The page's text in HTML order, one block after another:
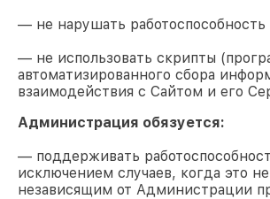
— не нарушать работоспособность
— не использовать скрипты
автоматизированного сбора
взаимодействия с Сайтом и его
Администрация обязуется:
— поддерживать
исключением случаев, когда это
независящим от Администрации